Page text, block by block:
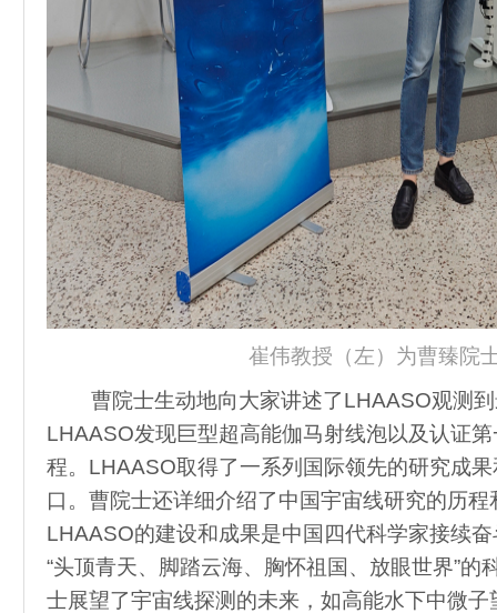
崔伟教授（左）为曹臻院
曹院士生动地向大家讲述了LHAASO观测
LHAASO发现巨型超高能伽马射线泡以及认证
程。LHAASO取得了一系列国际领先的研究成
口。曹院士还详细介绍了中国宇宙线研究的历
LHAASO的建设和成果是中国四代科学家接续
“头顶青天、脚踏云海、胸怀祖国、放眼世界”的
士展望了宇宙线探测的未来，如高能水下中微